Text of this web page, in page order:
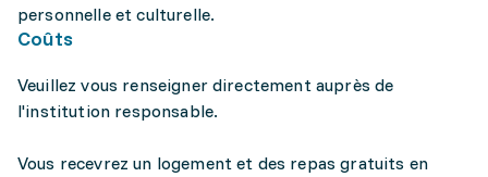
personnelle et culturelle.
Coûts
Veuillez vous renseigner directement auprès de
l'institution responsable.
Vous recevrez un logement et des repas gratuits en